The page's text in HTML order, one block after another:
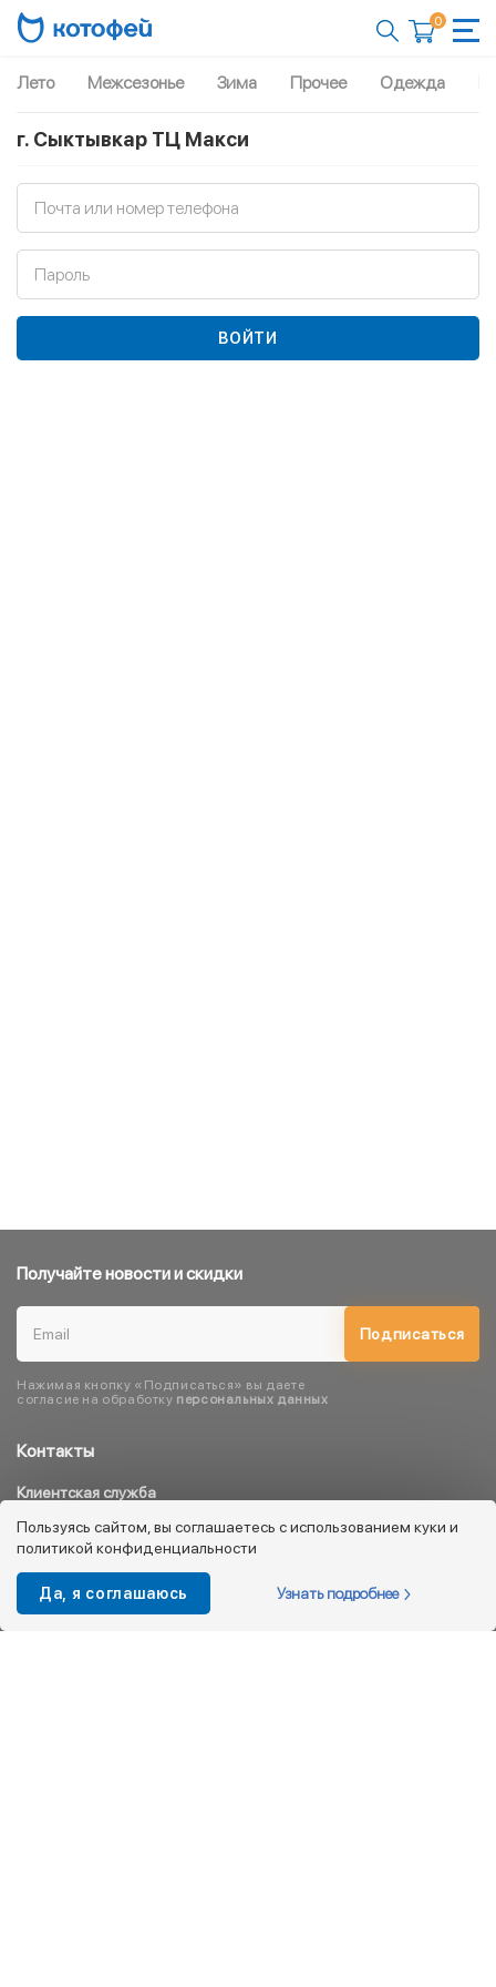
0
Лето Межсезонье Зима Прочее Одежда
г. Сыктывкар ТЦ Макси
Почта или номер телефона
Пароль
ВОЙТИ
Контакты
Клиентская служба
8 800 333 08 45
info@kotofey.ru
Магазины в Москва (50)
Получайте новости и скидки
Подписаться
Нажимая кнопку «Подписаться» вы даете
согласие на обработку персональных данных
Пользуясь сайтом, вы соглашаетесь с использованием куки и
политикой конфиденциальности
Да, я соглашаюсь Узнать подробнее